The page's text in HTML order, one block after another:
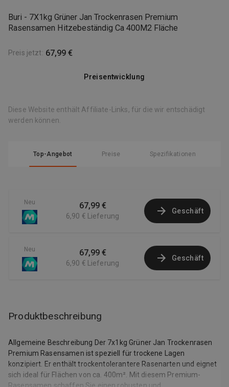
Buri - 7X1kg Grüner Jan Trockenrasen Premium
Rasensamen Hitzebeständig Ca 400M2 Fläche
Preis jetzt: 67,99 €
Preisentwicklung
Diese Website enthält Affiliate-Links, für die wir entschädigt
werden können.
Top-Angebot Preise Spezifikationen
Neu 67,99 €
6,90 € Lieferung
Geschäft
Neu 67,99 €
6,90 € Lieferung
Geschäft
Produktbeschreibung
Allgemeine Beschreibung Der 7x1kg Grüner Jan Trockenrasen
Premium Rasensamen ist speziell für trockene Lagen
konzipiert. Er enthält trockentolerantere Rasenarten und eignet
sich ideal für Flächen von ca. 400m². Mit diesem Premium-